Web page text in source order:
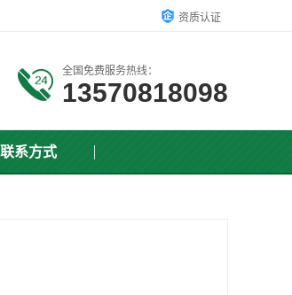
资质认证
全国免费服务热线：
13570818098
联系方式